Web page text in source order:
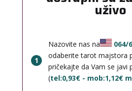
uživo
1
Nazovite nas na 064/
odaberite tarot majstora
pričekajte da Vam se javi
(tel:0,93€ - mob:1,12€